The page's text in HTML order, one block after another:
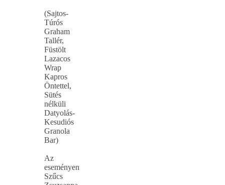
(Sajtos-
Túrós
Graham
Tallér,
Füstölt
Lazacos
Wrap
Kapros
Öntettel,
Sütés
nélküli
Datyolás-
Kesudiós
Granola
Bar)
Az
eseményen
Szűcs